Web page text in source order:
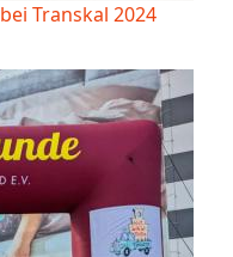
Transkal 2024